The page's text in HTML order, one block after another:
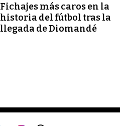
Fichajes más caros en la
historia del fútbol tras la
llegada de Diomandé